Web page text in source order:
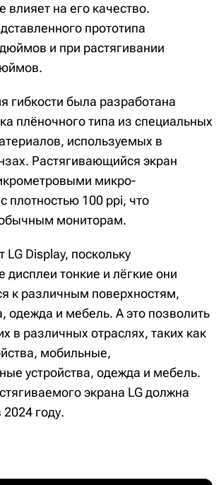
влияет на его качество.
прототипа
и при растягивании
гибкости была разработана
плёночного типа из специальных
используемых в
Растягивающийся экран
микро-
плотностью 100 ppi, что
мониторам.
LG Display, поскольку
дисплеи тонкие и лёгкие они
к различным поверхностям,
одежда и мебель. А это позволить
в различных отраслях, таких как
мобильные,
устройства, одежда и мебель.
экрана LG должна
году.